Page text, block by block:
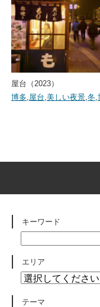
屋台（2023）
博多,屋台,美しい夜景,冬,
キーワード
エリア
テーマ